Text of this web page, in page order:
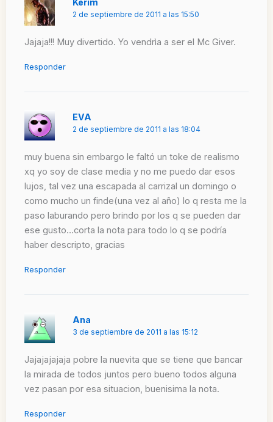
Kerim
2 de septiembre de 2011 a las 15:50
Jajaja!!! Muy divertido. Yo vendrìa a ser el Mc Giver.
Responder
EVA
2 de septiembre de 2011 a las 18:04
muy buena sin embargo le faltó un toke de realismo
xq yo soy de clase media y no me puedo dar esos
lujos, tal vez una escapada al carrizal un domingo o
como mucho un finde(una vez al año) lo q resta me la
paso laburando pero brindo por los q se pueden dar
ese gusto…corta la nota para todo lo q se podría
haber descripto, gracias
Responder
Ana
3 de septiembre de 2011 a las 15:12
Jajajajajaja pobre la nuevita que se tiene que bancar
la mirada de todos juntos pero bueno todos alguna
vez pasan por esa situacion, buenisima la nota.
Responder